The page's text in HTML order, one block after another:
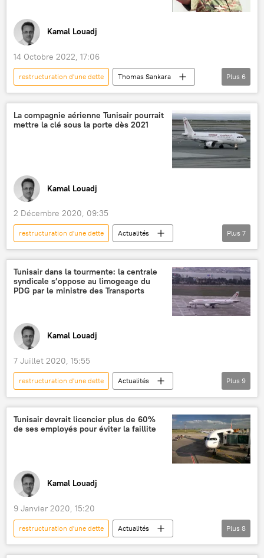
Kamal Louadj
14 Octobre 2022, 17:06
restructuration d'une dette
Thomas Sankara
panafricanisme
Congrès panafricain (PAC)
dette publique
Coup d'État au Mali
Opinion
Plus 6
La compagnie aérienne Tunisair pourrait
mettre la clé sous la porte dès 2021
Kamal Louadj
2 Décembre 2020, 09:35
restructuration d'une dette
Actualités
International
Tunisie
Tunisair
restructuration
plan social
faillite
Afrique
Plus 7
Tunisair dans la tourmente: la centrale
syndicale s’oppose au limogeage du
PDG par le ministre des Transports
Kamal Louadj
7 Juillet 2020, 15:55
restructuration d'une dette
Actualités
International
Tunisie
Tunisair
crise financière
restructuration
plan d'aide
plan social
faillite
Plus 9
Tunisair devrait licencier plus de 60%
de ses employés pour éviter la faillite
Kamal Louadj
9 Janvier 2020, 15:20
restructuration d'une dette
Actualités
International
Tunisair
Tunisie
Plus 8